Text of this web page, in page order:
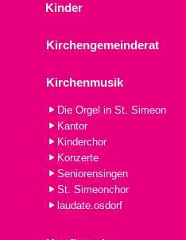
Kinder
Kirchengemeinderat
Kirchenmusik
Die Orgel in St. Simeon
Kantor
Kinderchor
Konzerte
Seniorensingen
St. Simeonchor
laudate.osdorf